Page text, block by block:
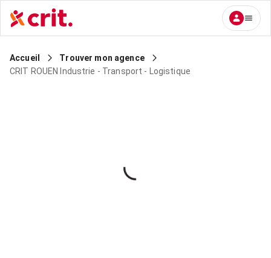
Accueil
Trouver mon agence
CRIT ROUEN Industrie - Transport - Logistique